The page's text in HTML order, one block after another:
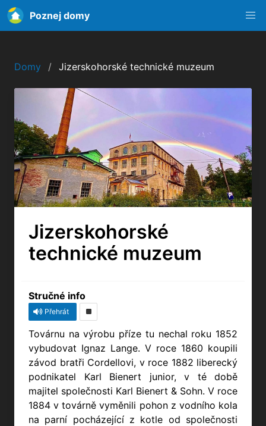
Poznej domy
Domy Jizerskohorské technické muzeum
Jizerskohorské
technické muzeum
Stručné info
Přehrát
Továrnu na výrobu příze tu nechal roku 1852
vybudovat Ignaz Lange. V roce 1860 koupili
závod bratři Cordellovi, v roce 1882 liberecký
podnikatel Karl Bienert junior, v té době
majitel společnosti Karl Bienert & Sohn. V roce
1884 v továrně vyměnili pohon z vodního kola
na parní pocházející z kotle od společnosti